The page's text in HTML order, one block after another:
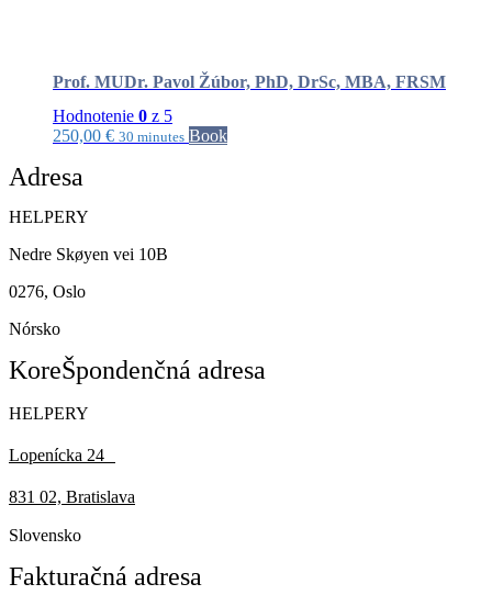
Prof. MUDr. Pavol Žúbor, PhD, DrSc, MBA, FRSM
Hodnotenie 0 z 5
250,00 € 30 minutes Book
Adresa
HELPERY
Nedre Skøyen vei 10B
0276, Oslo
Nórsko
KoreŠpondenčná adresa
HELPERY
Lopenícka 24
831 02, Bratislava
Slovensko
Fakturačná adresa